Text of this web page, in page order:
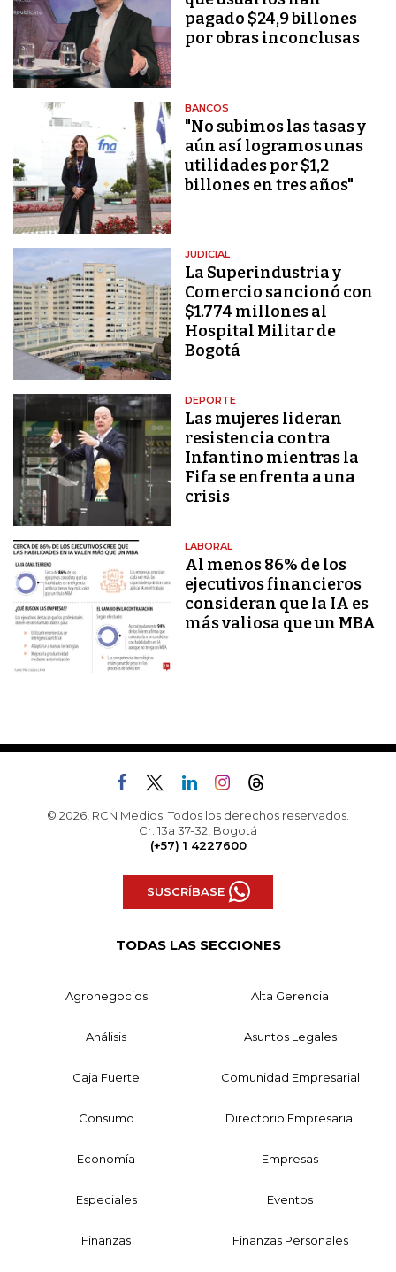
pagado $24,9 billones
por obras inconclusas
BANCOS
"No subimos las tasas y
aún así logramos unas
utilidades por $1,2
billones en tres años"
JUDICIAL
La Superindustria y
Comercio sancionó con
$1.774 millones al
Hospital Militar de
Bogotá
DEPORTE
Las mujeres lideran
resistencia contra
Infantino mientras la
Fifa se enfrenta a una
crisis
LABORAL
Al menos 86% de los
ejecutivos financieros
consideran que la IA es
más valiosa que un MBA
© 2026, RCN Medios. Todos los derechos reservados.
Cr. 13a 37-32, Bogotá
(+57) 1 4227600
SUSCRÍBASE
TODAS LAS SECCIONES
Agronegocios Alta Gerencia
Análisis Asuntos Legales
Caja Fuerte Comunidad Empresarial
Consumo Directorio Empresarial
Economía Empresas
Especiales Eventos
Finanzas Finanzas Personales